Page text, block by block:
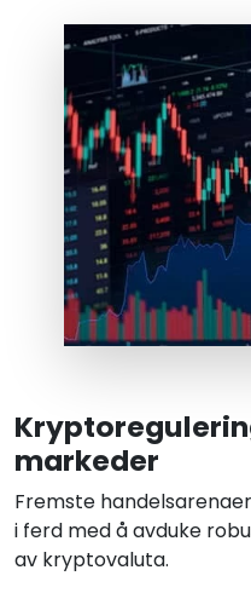
markeder
Fremste
i ferd med å avduke
av kryptovaluta.